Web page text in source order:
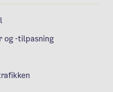
og -tilpasning